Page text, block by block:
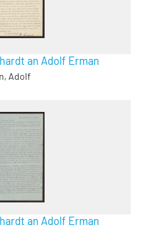
an Adolf Erman
Adolf
an Adolf Erman